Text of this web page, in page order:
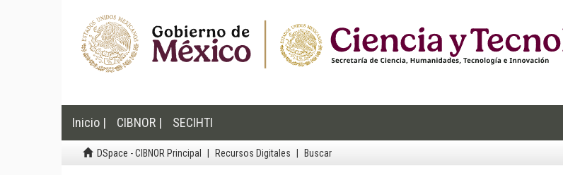
Inicio | CIBNOR | SECIHTI
DSpace - CIBNOR Principal Recursos Digitales Buscar